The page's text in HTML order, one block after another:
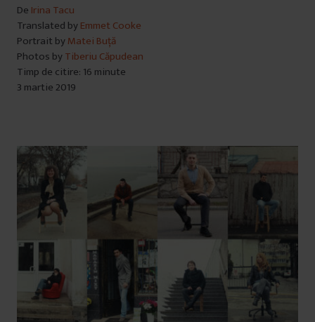
De Irina Tacu
Translated byEmmet Cooke
Portrait byMatei Buță
Photos byTiberiu Căpudean
Timp de citire: 16 minute
3 martie 2019